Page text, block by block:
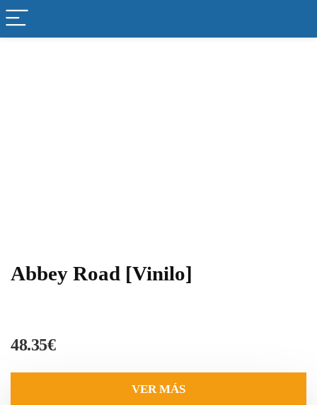
Abbey Road [Vinilo]
48.35€
VER MÁS